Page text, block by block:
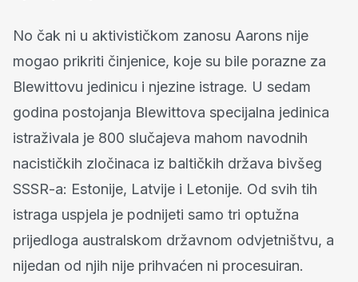
No čak ni u akti­vističkom zanosu Aarons nije
mogao prikriti činjenice, koje su bile porazne za
Blewittovu jedinicu i njezine istrage. U sedam
godina postojanja Blewittova specijalna jedinica
istraživala je 800 slučajeva mahom navodnih
nacističkih zločinaca iz baltičkih država bivšeg
SSSR-a: Estonije, Latvije i Letonije. Od svih tih
istraga uspjela je podnijeti samo tri optužna
prijedloga australskom državnom odvjetništvu, a
nijedan od njih nije prihvaćen ni procesuiran.